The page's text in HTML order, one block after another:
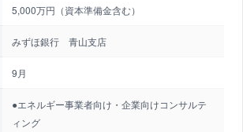
5,000万円（資本準備金含む）
みずほ銀行 青山支店
9月
●エネルギー事業者向け・企業向けコンサルテ
ィング